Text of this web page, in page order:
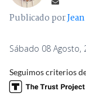
Publicado por
Sábado 08 Agosto,
Seguimos criterios